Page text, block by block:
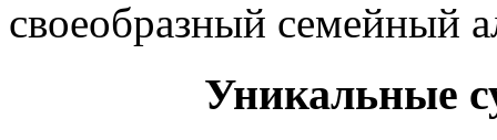
своеобразный семейный
Уникальные